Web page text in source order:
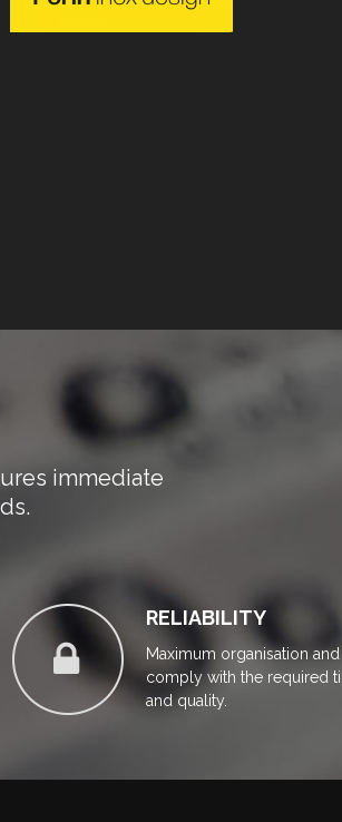
immediate
RELIABILITY
Maximum organisation
comply with the required
and quality.